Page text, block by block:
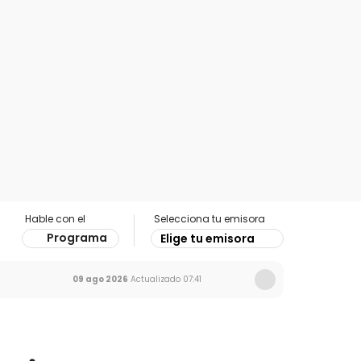
Hable con el
Programa
Selecciona tu emisora
Elige tu emisora
09 ago 2026 Actualizado 07:41